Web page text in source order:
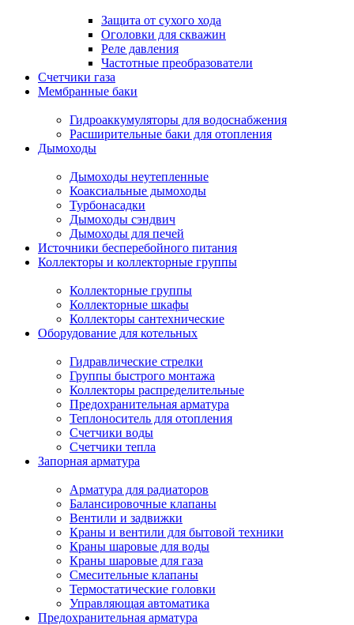
Защита от сухого хода
Оголовки для скважин
Реле давления
Частотные преобразователи
Счетчики газа
Мембранные баки
Гидроаккумуляторы для водоснабжения
Расширительные баки для отопления
Дымоходы
Дымоходы неутепленные
Коаксиальные дымоходы
Турбонасадки
Дымоходы сэндвич
Дымоходы для печей
Источники бесперебойного питания
Коллекторы и коллекторные группы
Коллекторные группы
Коллекторные шкафы
Коллекторы сантехнические
Оборудование для котельных
Гидравлические стрелки
Группы быстрого монтажа
Коллекторы распределительные
Предохранительная арматура
Теплоноситель для отопления
Счетчики воды
Счетчики тепла
Запорная арматура
Арматура для радиаторов
Балансировочные клапаны
Вентили и задвижки
Краны и вентили для бытовой техники
Краны шаровые для воды
Краны шаровые для газа
Смесительные клапаны
Термостатические головки
Управляющая автоматика
Предохранительная арматура